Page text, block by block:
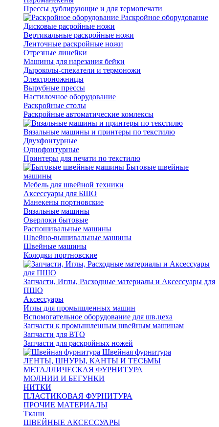
Прессы дублирующие и для термопечати
Раскройное оборудование
Дисковые расройные ножи
Вертикальные раскройные ножи
Ленточные раскройные ножи
Отрезные линейки
Машины для нарезания бейки
Дыроколы-спекатели и термоножи
Электроножницы
Вырубные прессы
Настилочное оборудование
Раскройные столы
Раскройные автоматические комлексы
Вязальные машины и принтеры по текстилю
Двухфонтурные
Однофонтурные
Принтеры для печати по текстилю
Бытовые швейные
машины
Мебель для швейной техники
Аксессуары для БШО
Манекены портновские
Вязальные машины
Оверлоки бытовые
Распошивальные машины
Швейно-вышивальные машины
Швейные машины
Колодки портновские
Запчасти, Иглы, Расходные материалы и Аксессуары для
ПШО
Аксессуары
Иглы для промышленных машин
Вспомогательное оборудование для шв.цеха
Запчасти к промышленным швейным машинам
Запчасти для ВТО
Запчасти для раскройных ножей
Швейная фурнитура
ЛЕНТЫ, ШНУРЫ, КАНТЫ И ТЕСЬМЫ
МЕТАЛЛИЧЕСКАЯ ФУРНИТУРА
МОЛНИИ И БЕГУНКИ
НИТКИ
ПЛАСТИКОВАЯ ФУРНИТУРА
ПРОЧИЕ МАТЕРИАЛЫ
Ткани
ШВЕЙНЫЕ АКСЕССУАРЫ